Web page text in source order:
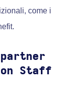
come i
Staff